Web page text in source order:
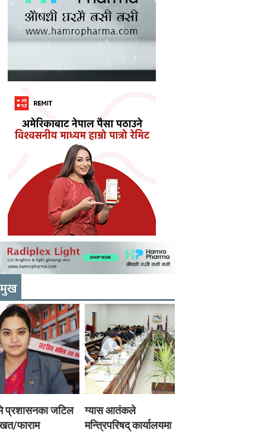
प्रशासनका जटिल
फाराम
ग्यास आतंकले
मन्त्रिपरिषद् कार्यालयमा